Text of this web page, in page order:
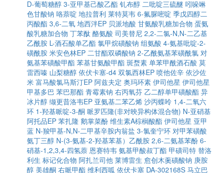
D-葡萄糖醇 3-亚甲基己酸乙酯 钆布醇 二吡啶三硫醚 吲哚啉
色甘酸钠 咯萘啶 地拉普利 莱特莫韦 6-氟脲嘧啶 季戊四醇二
丙酸酯 3,6-二氧 地西泮EP 贝派地酸 甘氨酸乳糖加合物 蛋氨
酸乳糖加合物 丁苯酞 酪氨酸 司美替尼 2,2-二氯-N,N-二乙基
乙酰胺 L-酒石酸单乙酯 氯甲烷磺酸钠 组氨酸 4-氨基吡啶-2-
磺酰胺 米安色林EP 二甘酯双磷酸钠 2-乙酰氨基苯磺酰氯 对
氨基苯磺酸甲酯 苯基甘氨酸甲酯 斑蝥素 单苯甲酰酒石酸 莫
雷西嗪 山梨糖醇 依伏卡塞-d4 双氯西林EP 喷他佐辛 依沙佐
米 富马酸氯马斯汀EP 阿兹夫定 奥玛环素 伊司他星 伊司他星
甲基多巴 苯巴那酯 青霉素钠 右丙氧芬 乙二醇单甲磺酸酯 异
冰片醇 缬更昔洛韦EP 亚氨基二苯乙烯 沙丙蝶呤 1,4-二氧六
环 1-羟基哌啶-3-酮 哌罗匹隆(非对映异构体混合物) N-亚硝基
阿托品EP 苯扎隆 鹅掌菜酚 维生素A棕榈酸酯 伊司他星 亚甲
蓝 N-羧甲基-N,N-二甲基辛胺内翁盐 3-氯奎宁环 对甲苯磺酸
氨丁三醇 N-(3-氨基-2-羟基苯基）乙酰胺 2,6-二氨基苯酚 6-
硝基-1,2,3,4-四氢萘 恩赛特韦 氨基甲酸叔丁酯 甲磺司特 替洛
利生 标记化合物 阿扎兰司他 莱博雷生 愈创木薁磺酸钠 庚胺
醇 美雄酮 右哌甲酯 维利西呱 依伏卡塞 DA-302168S 马立巴